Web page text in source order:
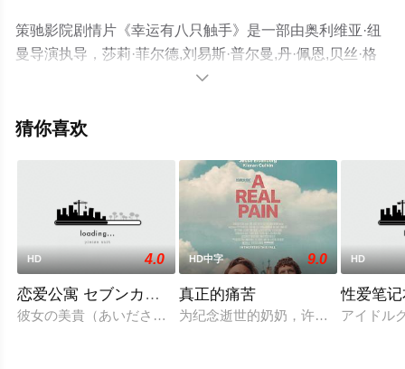
策驰影院剧情片《幸运有八只触手》是一部由奥利维亚·纽
曼导演执导，莎莉·菲尔德,刘易斯·普尔曼,丹·佩恩,贝丝·格
兰特,科尔姆·米尼,劳拉·哈里斯,索菲亚·布莱克-德埃利亚,凯
斯·马萨勒,Brandon,McEwan,Emily,Giannozio,卡里姆·马等
版电影大全就上策驰电影网，更多相关信息可移步至豆瓣
电影、电视猫或剧情网等平台了解。

猜你喜欢
HD 4.0
恋爱公寓 セブンカラーズ
彼女の美貴（あいださくら）と同じ大学に通うため、美貴の
HD中字 9.0
真正的痛苦
为纪念逝世的奶奶，许久未见的堂兄
HD
性爱笔
アイドル